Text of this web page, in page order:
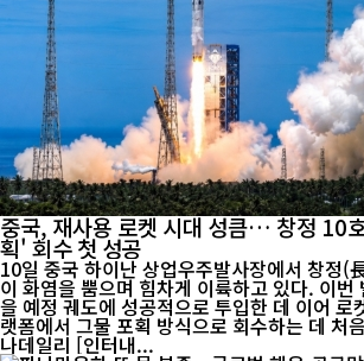
중국, 재사용 로켓 시대 성큼… 창정 10
획' 회수 첫 성공
10일 중국 하이난 상업우주발사장에서 창정(
이 화염을 뿜으며 힘차게 이륙하고 있다. 이번
을 예정 궤도에 성공적으로 투입한 데 이어 로
랫폼에서 그물 포획 방식으로 회수하는 데 처
나데일리 [인터내...